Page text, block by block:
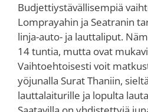
Budjettiystävällisempiä
Lomprayahin ja Seatranin
linja-auto- ja lauttaliput.
14 tuntia, mutta ovat
Vaihtoehtoisesti voit
yöjunalla Surat Thaniin,
lauttalaiturille ja lopulta